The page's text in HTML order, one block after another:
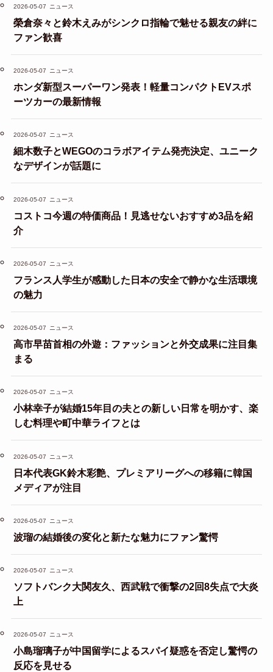
2026-05-07 ニュース
榮倉奈々と鈴木えみがシンクロ指輪で魅せる親友の絆に
ファン歓喜
2026-05-07 ニュース
ホンダ新型スーパーワン発表！軽量コンパクトEVスポ
ーツカーの最新情報
2026-05-07 ニュース
細木数子とWEGOのコラボアイテム発売決定、ユニーク
なデザインが話題に
2026-05-07 ニュース
コストコ今週の特価商品！見逃せないおすすめ3品を紹
介
2026-05-07 ニュース
フランス人学生が感動した日本の安全で静かな生活環境
の魅力
2026-05-07 ニュース
高市早苗首相の外遊：ファッションと外交成果に注目集
まる
2026-05-07 ニュース
小林幸子が結婚15年目の夫との新しい日常を明かす、楽
しむ料理や町中華ライフとは
2026-05-07 ニュース
日本代表GK鈴木彩艶、プレミアリーグへの移籍に韓国
メディアが注目
2026-05-07 ニュース
波瑠の結婚後の変化と新たな魅力にファン驚愕
2026-05-07 ニュース
ソフトバンク大関友久、西武戦で衝撃の2回8失点で大炎
上
2026-05-07 ニュース
小島瑠璃子が中国留学によるスパイ疑惑を否定し驚愕の
反応を見せる